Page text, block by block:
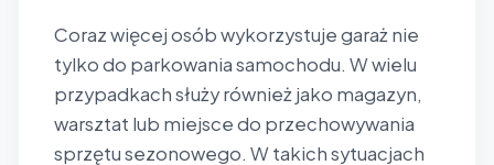
Coraz więcej osób wykorzystuje garaż nie
tylko do parkowania samochodu. W wielu
przypadkach służy również jako magazyn,
warsztat lub miejsce do przechowywania
sprzętu sezonowego. W takich sytuacjach